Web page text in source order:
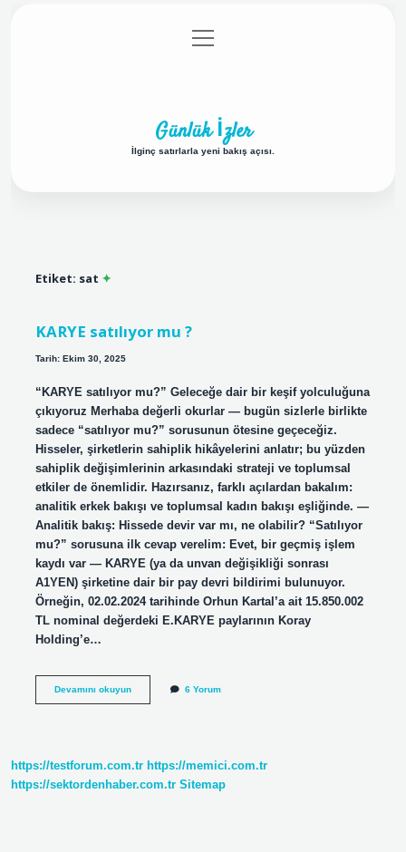
Gizlilik Politikası
menüyü
aç
Günlük İzler
İlginç satırlarla yeni bakış açısı.
Etiket: sat
KARYE satılıyor mu ?
Tarih: Ekim 30, 2025
“KARYE satılıyor mu?” Geleceğe dair bir keşif yolculuğuna
çıkıyoruz Merhaba değerli okurlar — bugün sizlerle birlikte
sadece “satılıyor mu?” sorusunun ötesine geçeceğiz.
Hisseler, şirketlerin sahiplik hikâyelerini anlatır; bu yüzden
sahiplik değişimlerinin arkasındaki strateji ve toplumsal
etkiler de önemlidir. Hazırsanız, farklı açılardan bakalım:
analitik erkek bakışı ve toplumsal kadın bakışı eşliğinde. —
Analitik bakış: Hissede devir var mı, ne olabilir? “Satılıyor
mu?” sorusuna ilk cevap verelim: Evet, bir geçmiş işlem
kaydı var — KARYE (ya da unvan değişikliği sonrası
A1YEN) şirketine dair bir pay devri bildirimi bulunuyor.
Örneğin, 02.02.2024 tarihinde Orhun Kartal’a ait 15.850.002
TL nominal değerdeki E.KARYE paylarının Koray
Holding’e…
Devamını okuyunKARYE
6 Yorum
https://testforum.com.tr https://memici.com.tr
https://sektordenhaber.com.tr Sitemap